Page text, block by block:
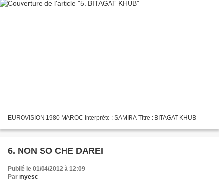
EUROVISION 1980 MAROC Interprète : SAMIRA Titre : BITAGAT KHUB
6. NON SO CHE DAREI
Publié le 01/04/2012 à 12:09
Par myesc